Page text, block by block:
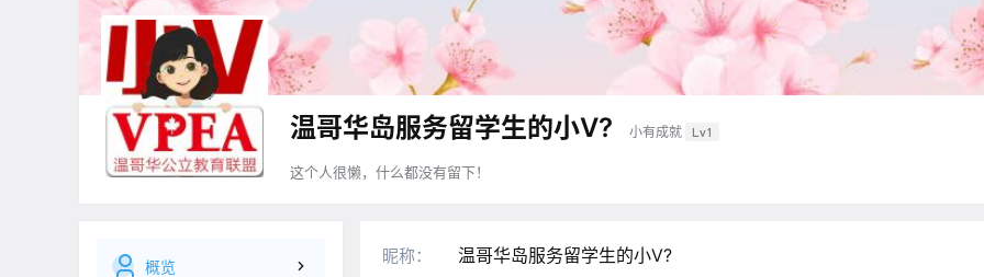
温哥华岛服务留学生的小V? 小有成就 Lv1
这个人很懒，什么都没有留下！
概览 昵称： 温哥华岛服务留学生的小V?